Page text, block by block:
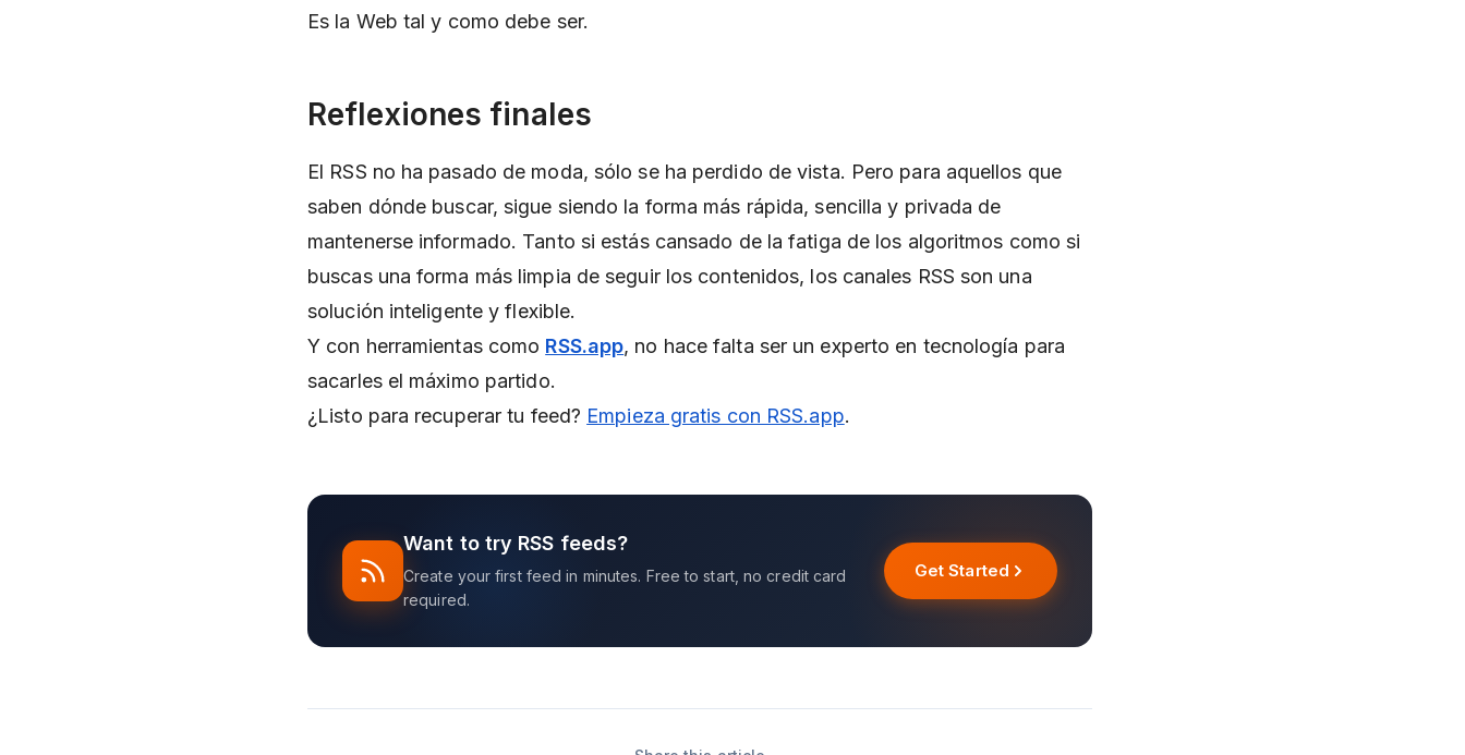
Es la Web tal y como debe ser.
Reflexiones finales
El RSS no ha pasado de moda, sólo se ha perdido de vista. Pero para aquellos que
saben dónde buscar, sigue siendo la forma más rápida, sencilla y privada de
mantenerse informado. Tanto si estás cansado de la fatiga de los algoritmos como si
buscas una forma más limpia de seguir los contenidos, los canales RSS son una
solución inteligente y flexible.
Y con herramientas como RSS.app, no hace falta ser un experto en tecnología para
sacarles el máximo partido.
¿Listo para recuperar tu feed? Empieza gratis con RSS.app.
Want to try RSS feeds?
Create your first feed in minutes. Free to start, no credit card
required.
Get Started